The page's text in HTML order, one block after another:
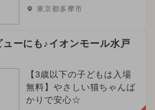
東京都多摩市
ーにも♪イオンモール水戸
【3歳以下の子どもは入場
無料】やさしい猫ちゃんば
かりで安心☆